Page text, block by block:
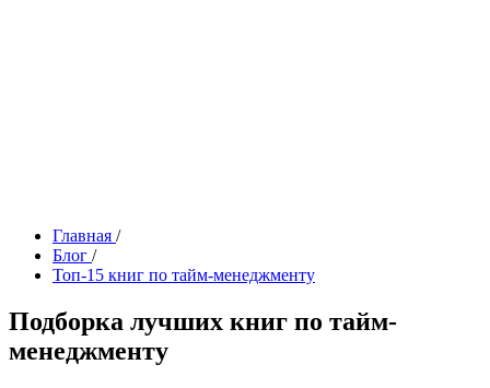
Главная /
Блог /
Топ-15 книг по тайм-менеджменту
Подборка лучших книг по тайм-
менеджменту